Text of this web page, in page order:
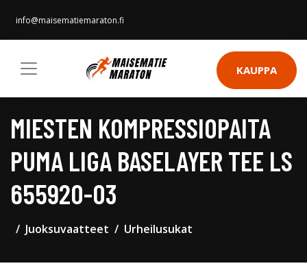
info@maisematiemaraton.fi
KAUPPA
MIESTEN KOMPRESSIOPAITA
PUMA LIGA BASELAYER TEE LS
655920-03
Juoksuvaatteet Urheilusukat